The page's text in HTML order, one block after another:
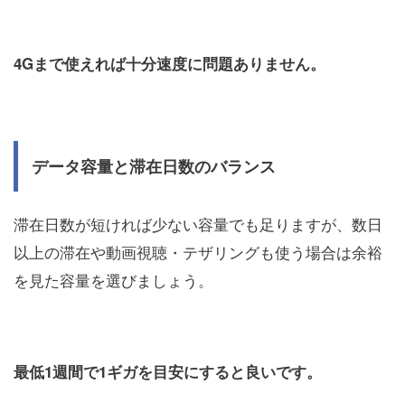
4Gまで使えれば十分速度に問題ありません。
データ容量と滞在日数のバランス
滞在日数が短ければ少ない容量でも足りますが、数日
以上の滞在や動画視聴・テザリングも使う場合は余裕
を見た容量を選びましょう。
最低1週間で1ギガを目安にすると良いです。